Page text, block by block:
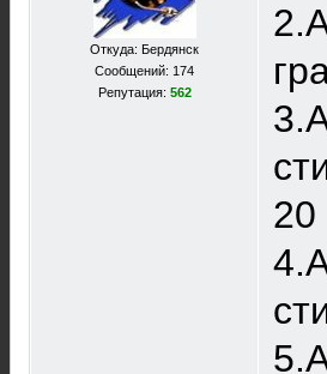
Откуда: Бердянск
Сообщений: 174
Репутация: 562
20